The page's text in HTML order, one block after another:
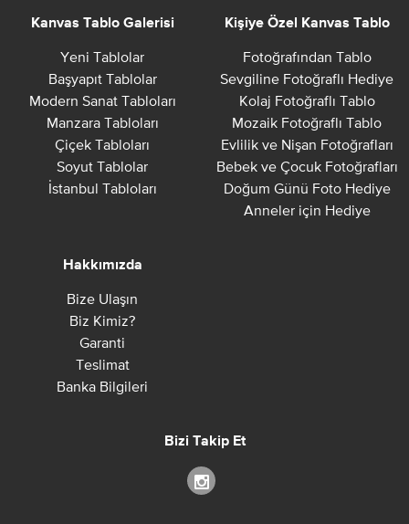
Kanvas Tablo Galerisi
Yeni Tablolar
Başyapıt Tablolar
Modern Sanat Tabloları
Manzara Tabloları
Çiçek Tabloları
Soyut Tablolar
İstanbul Tabloları
Kişiye Özel Kanvas Tablo
Fotoğrafından Tablo
Sevgiline Fotoğraflı Hediye
Kolaj Fotoğraflı Tablo
Mozaik Fotoğraflı Tablo
Evlilik ve Nişan Fotoğrafları
Bebek ve Çocuk Fotoğrafları
Doğum Günü Foto Hediye
Anneler için Hediye
Hakkımızda
Bize Ulaşın
Biz Kimiz?
Garanti
Teslimat
Banka Bilgileri
Bizi Takip Et